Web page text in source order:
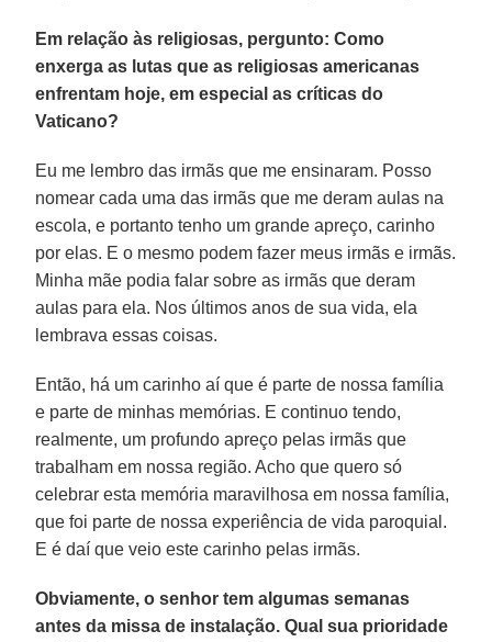
Em relação às religiosas, pergunto: Como
enxerga as lutas que as religiosas americanas
enfrentam hoje, em especial as críticas do
Vaticano?
Eu me lembro das irmãs que me ensinaram. Posso
nomear cada uma das irmãs que me deram aulas na
escola, e portanto tenho um grande apreço, carinho
por elas. E o mesmo podem fazer meus irmãs e irmãs.
Minha mãe podia falar sobre as irmãs que deram
aulas para ela. Nos últimos anos de sua vida, ela
lembrava essas coisas.
Então, há um carinho aí que é parte de nossa família
e parte de minhas memórias. E continuo tendo,
realmente, um profundo apreço pelas irmãs que
trabalham em nossa região. Acho que quero só
celebrar esta memória maravilhosa em nossa família,
que foi parte de nossa experiência de vida paroquial.
E é daí que veio este carinho pelas irmãs.
Obviamente, o senhor tem algumas semanas
antes da missa de instalação. Qual sua prioridade